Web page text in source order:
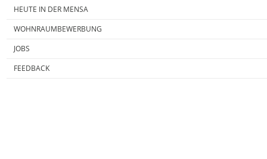
HEUTE IN DER MENSA
WOHNRAUMBEWERBUNG
JOBS
FEEDBACK